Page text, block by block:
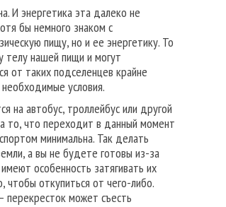
И энергетика эта далеко не
бы немного знаком с
пищу, но и ее энергетику. То
телу нашей пищи и могут
от таких подселенцев крайне
условия.
на автобус, троллейбус или другой
то, что переходит в данный момент
минимальна. Так делать
а вы не будете готовы из-за
особенность затягивать их
чтобы откупиться от чего-либо.
перекресток может съесть